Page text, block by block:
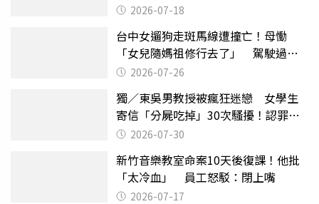
2026-07-18
台中女遛狗走斑馬線遭撞亡！母慟
「女兒隨媽祖修行去了」 駕駛過失
致死判9月
2026-07-26
獨／東吳男教授被瘋狂迷戀 女學生
寄信「分屍吃掉」30次騷擾！認罪免
關 2026-07-30
新竹音樂教室命案10天後復課！他批
「太冷血」 員工怒駁：閉上嘴
2026-07-17